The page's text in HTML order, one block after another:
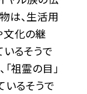
は、生活用
文化の継
るそうで
祖霊の目」
いるそうで